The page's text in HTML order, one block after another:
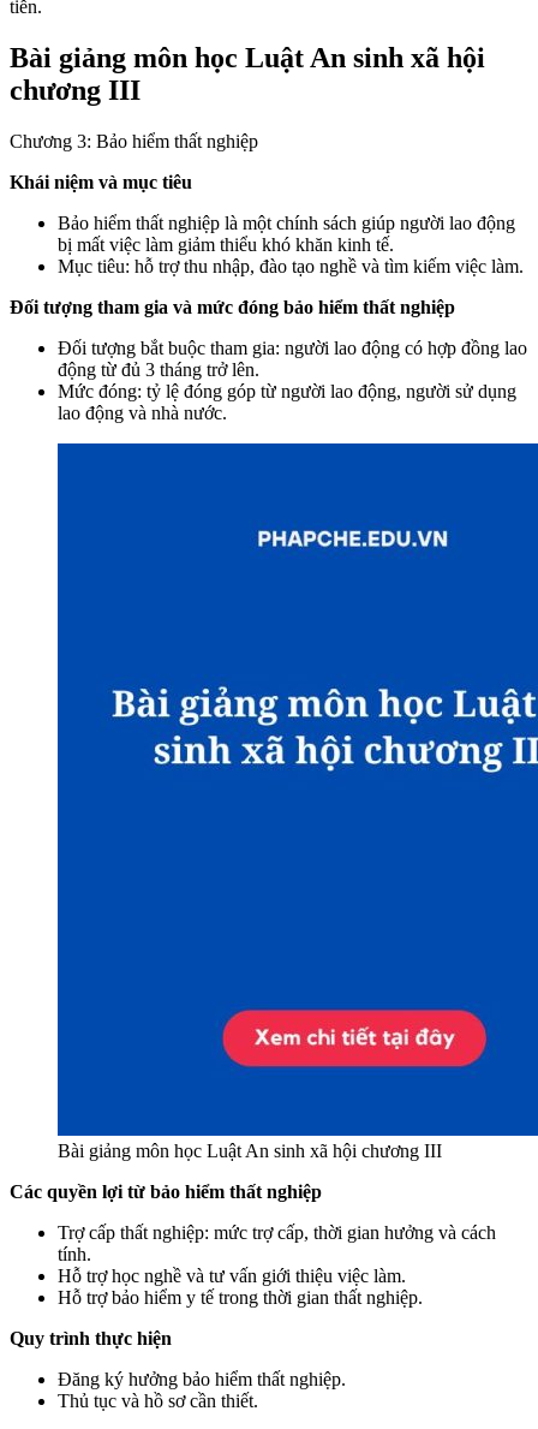
tiễn.
Bài giảng môn học Luật An sinh xã hội
chương III
Chương 3: Bảo hiểm thất nghiệp
Khái niệm và mục tiêu
Bảo hiểm thất nghiệp là một chính sách giúp người lao động
bị mất việc làm giảm thiểu khó khăn kinh tế.
Mục tiêu: hỗ trợ thu nhập, đào tạo nghề và tìm kiếm việc làm.
Đối tượng tham gia và mức đóng bảo hiểm thất nghiệp
Đối tượng bắt buộc tham gia: người lao động có hợp đồng lao
động từ đủ 3 tháng trở lên.
Mức đóng: tỷ lệ đóng góp từ người lao động, người sử dụng
lao động và nhà nước.
Bài giảng môn học Luật An sinh xã hội chương III
Các quyền lợi từ bảo hiểm thất nghiệp
Trợ cấp thất nghiệp: mức trợ cấp, thời gian hưởng và cách
tính.
Hỗ trợ học nghề và tư vấn giới thiệu việc làm.
Hỗ trợ bảo hiểm y tế trong thời gian thất nghiệp.
Quy trình thực hiện
Đăng ký hưởng bảo hiểm thất nghiệp.
Thủ tục và hồ sơ cần thiết.